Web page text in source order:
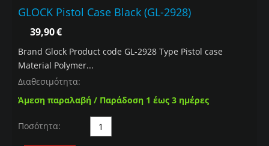
GLOCK Pistol Case Black (GL-2928)
39,90€
Brand Glock Product code GL-2928 Type Pistol case
Material Polymer...
Διαθεσιμότητα:
Άμεση παραλαβή / Παράδοση 1 έως 3 ημέρες
Ποσότητα: